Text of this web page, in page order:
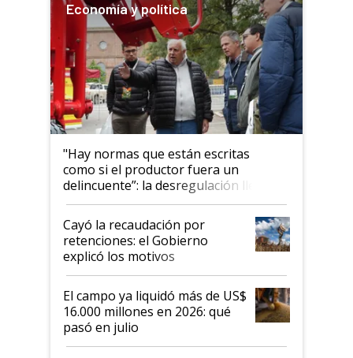
Economía y política
"Hay normas que están escritas
como si el productor fuera un
delincuente”: la desregulación llegó
al Congreso Aapresid y hasta se
habló del financiamiento al IPCVA
Cayó la recaudación por
retenciones: el Gobierno
explicó los motivos
El campo ya liquidó más de US$
16.000 millones en 2026: qué
pasó en julio